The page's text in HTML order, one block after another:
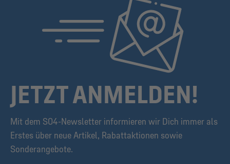
JETZT ANMELDEN!
Mit dem S04-Newsletter informieren wir Dich immer als
Erstes über neue Artikel, Rabattaktionen sowie
Sonderangebote.